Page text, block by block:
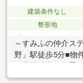
建築条件なし
整形地
～すみふの仲介ス
野」駅徒歩5分■物
工業地域内に位置
好きなハウスメー